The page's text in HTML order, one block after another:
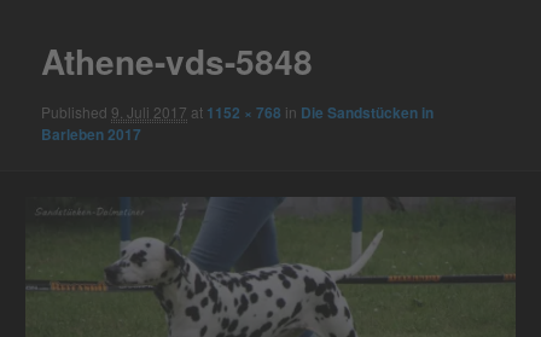
Athene-vds-5848
Published 9. Juli 2017 at 1152 × 768 in Die Sandstücken in
Barleben 2017